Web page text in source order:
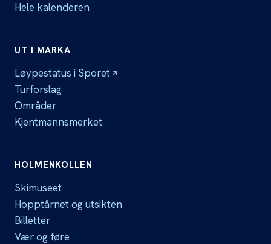
Hele kalenderen
UT I MARKA
Løypestatus i Sporet
Turforslag
Områder
Kjentmannsmerket
HOLMENKOLLEN
Skimuseet
Hopptårnet og utsikten
Billetter
Vær og føre